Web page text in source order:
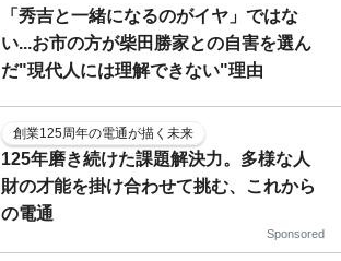
「秀吉と一緒になるのがイヤ」ではな
い...お市の方が柴田勝家との自害を選ん
だ"現代人には理解できない"理由
創業125周年の電通が描く未来
125年磨き続けた課題解決力。多様な人
財の才能を掛け合わせて挑む、これから
の電通
Sponsored